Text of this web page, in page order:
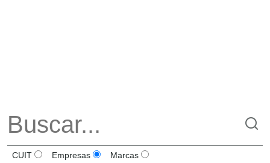
CUIT Empresas Marcas